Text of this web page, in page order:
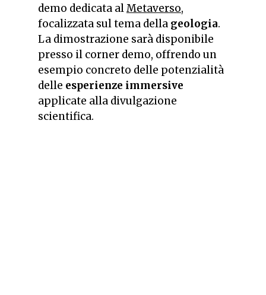
demo dedicata alMetaverso,
focalizzata sul tema della geologia.
La dimostrazione sarà disponibile
presso il corner demo, offrendo un
esempio concreto delle potenzialità
delle esperienze immersive
applicate alla divulgazione
scientifica.